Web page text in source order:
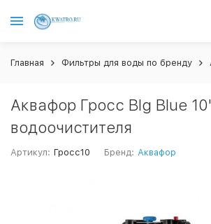
Главная Фильтры для воды по бренду
Аквафор Гросс BIg Blue
водоочистителя
Артикул: Гросс10 Бренд: Аквафор